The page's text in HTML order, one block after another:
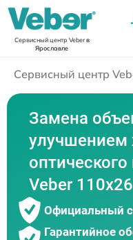
Сервисный центр Veberв
Ярославле
Сервисный центр
Замена
улучшением
Veber
Официальный
Гарантийное